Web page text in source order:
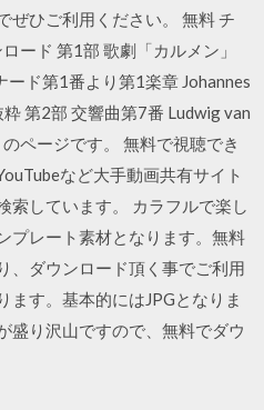
ぜひご利用ください。 無料 チ
ード 第1部 歌劇「カルメン」
ード第1番より第1楽章 Johannes
第2部 交響曲第7番 Ludwig van
ページです。 無料で視聴でき
など大手動画共有サイト
しています。 カラフルで楽し
プレート素材となります。無料
、ダウンロード頂く事でご利用
ます。基本的にはJPGとなりま
盛り沢山ですので、無料でダウ